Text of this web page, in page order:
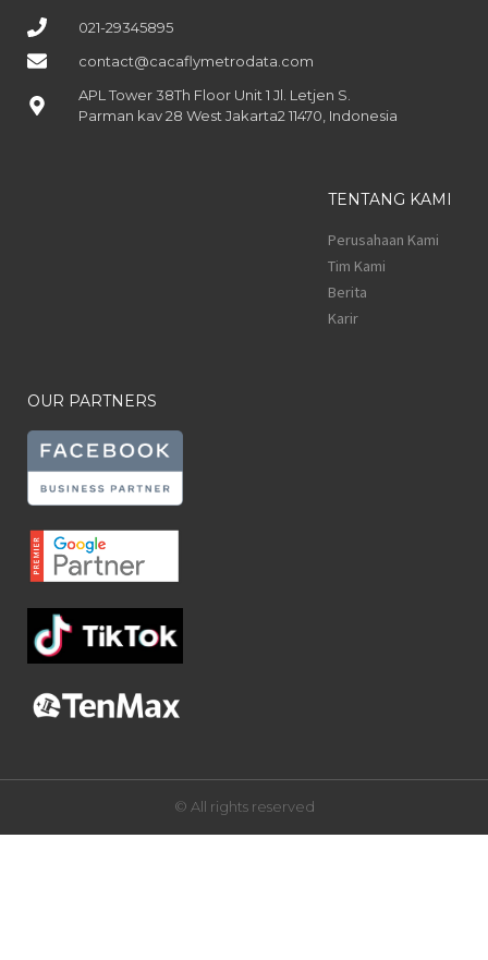
021-29345895
contact@cacaflymetrodata.com
APL Tower 38Th Floor Unit 1 Jl. Letjen S.
Parman kav 28 West Jakarta2 11470, Indonesia
TENTANG KAMI
Perusahaan Kami
Tim Kami
Berita
Karir
OUR PARTNERS
© All rights reserved